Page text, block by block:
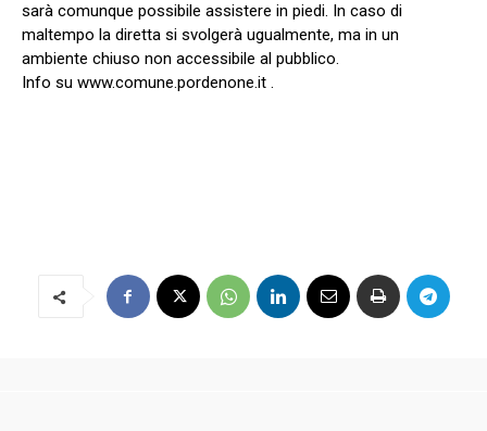
sarà comunque possibile assistere in piedi. In caso di
maltempo la diretta si svolgerà ugualmente, ma in un
ambiente chiuso non accessibile al pubblico.
Info su www.comune.pordenone.it .